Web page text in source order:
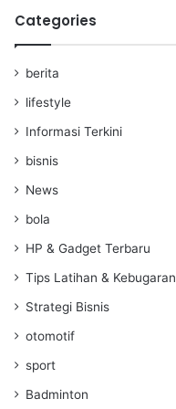
Categories
berita
lifestyle
Informasi Terkini
bisnis
News
bola
HP & Gadget Terbaru
Tips Latihan & Kebugaran
Strategi Bisnis
otomotif
sport
Badminton